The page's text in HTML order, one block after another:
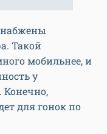
Такой
мобильнее, и
у
Конечно,
для гонок по